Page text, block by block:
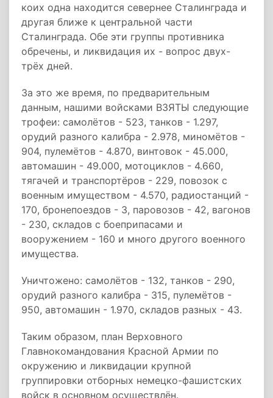
коих одна находится севернее Сталинграда и
другая ближе к центральной части
Сталинграда. Обе эти группы противника
обречены, и ликвидация их - вопрос двух-
трёх дней.
За это же время, по предварительным
данным, нашими войсками ВЗЯТЫ следующие
трофеи: самолётов - 523, танков - 1.297,
орудий разного калибра - 2.978, миномётов -
904, пулемётов - 4.870, винтовок - 45.000,
автомашин - 49.000, мотоциклов - 4.660,
тягачей и транспортёров - 229, повозок с
военным имуществом - 4.570, радиостанций -
170, бронепоездов - 3, паровозов - 42, вагонов
- 230, складов с боеприпасами и
вооружением - 160 и много другого военного
имущества.
Уничтожено: самолётов - 132, танков - 290,
орудий разного калибра - 315, пулемётов -
950, автомашин - 1.970, складов разных - 43.
Таким образом, план Верховного
Главнокомандования Красной Армии по
окружению и ликвидации крупной
группировки отборных немецко-фашистских
войск в основном осуществлён.